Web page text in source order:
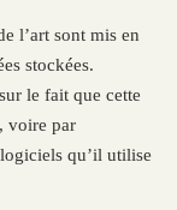
l’art sont mis en
stockées.
le fait que cette
voire par
qu’il utilise